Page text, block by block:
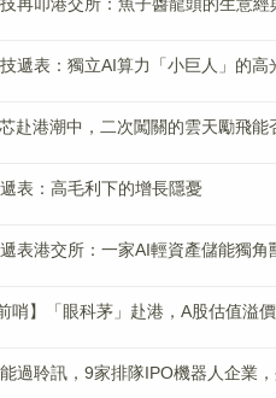
遞表：獨立AI算力「小巨人」的高
赴港潮中，二次闖關的雲天勵飛能
表：高毛利下的增長隱憂
表港交所：一家AI輕資產儲能獨角
哨】「眼科茅」赴港，A股估值溢
過聆訊，9家排隊IPO機器人企業